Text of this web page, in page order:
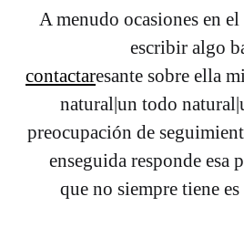
A menudo ocasiones en
escribir algo
contactaresante sobre ella
natural|un todo
preocupación de
enseguida responde esa
que no siempre tiene